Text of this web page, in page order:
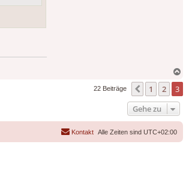
22 Beiträge Vorherige
1 2 3
Gehe zu
Alle Zeiten sind UTC+02:00
Kontakt